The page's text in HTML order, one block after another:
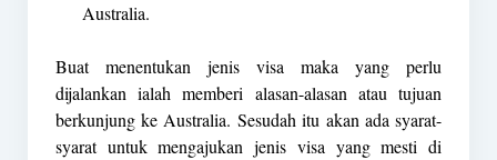
Australia.
Buat menentukan jenis visa maka yang perlu
dijalankan ialah memberi alasan-alasan atau tujuan
berkunjung ke Australia. Sesudah itu akan ada syarat-
syarat untuk mengajukan jenis visa yang mesti di